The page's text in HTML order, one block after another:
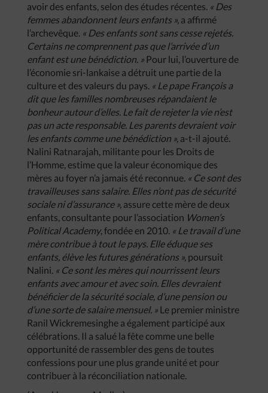
avoir des enfants, selon des études récentes. « Des
femmes abandonnent leurs enfants », a affirmé
l’archevêque. « Des enfants sont sans cesse rejetés.
Certains ne comprennent pas que l’arrivée d’un
enfant est une bénédiction. » Pour lui, l’ouverture de
l’économie sri-lankaise a détruit une partie de la
culture et des valeurs du pays. « Le pape François a
dit que les familles nombreuses répandaient le
bonheur autour d’elles. Le fait de rejeter la vie n’est
pas un acte responsable. Les parents devraient voir
les enfants comme une bénédiction », a-t-il ajouté.
Nalini Ratnarajah, militante pour les Droits de
l’Homme, estime que la valeur économique des
mères au foyer n’a jamais été reconnue. « Ce sont des
travailleuses sans salaire. Elles n’ont pas de sécurité
sociale ni d’assurance », assure cette mère de deux
enfants, consultante pour l’association Women’s
Political Academy, fondée en 2010. « Le travail d’une
mère contribue à tout le pays. Elle éduque ses
enfants, élève les futures générations », poursuit
Nalini. « Ce sont les mères qui nourrissent leurs
enfants avec amour et avec soin. Elles devraient
bénéficier de la sécurité sociale, d’une pension ou
d’une sorte de salaire mensuel. » Le premier ministre
Ranil Wickremesinghe a également participé aux
célébrations. Il a salué la fête comme une belle
opportunité de rassembler des gens de toutes
confessions pour une plus grande unité et pour
contribuer à la réconciliation nationale.